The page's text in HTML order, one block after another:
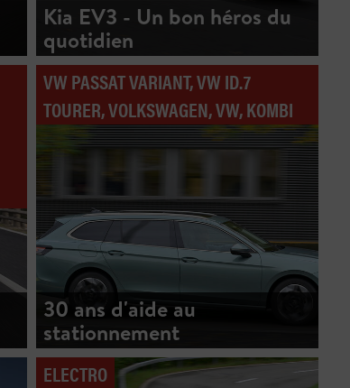
Kia EV3 - Un bon héros du
quotidien
VW PASSAT VARIANT, VW ID.7
TOURER, VOLKSWAGEN, VW, KOMBI
30 ans d'aide au
stationnement
ELECTRO